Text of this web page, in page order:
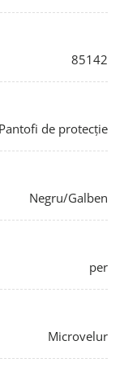
85142
Pantofi de protecție
Negru/Galben
per
Microvelur